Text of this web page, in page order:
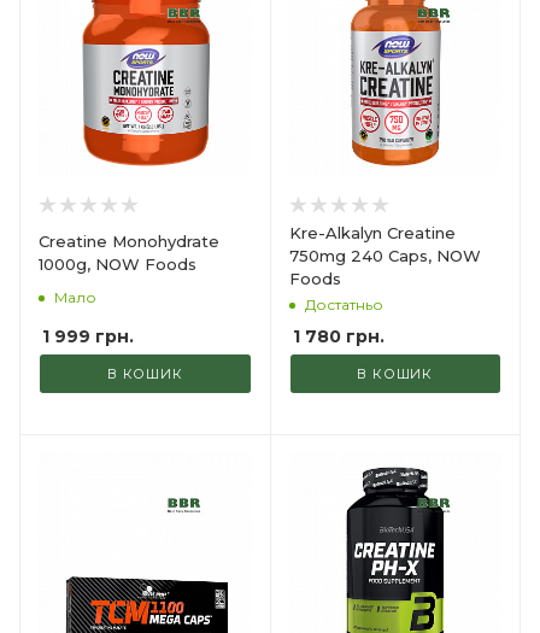
Creatine Monohydrate
1000g, NOW Foods
Мало
1 999 грн.
В КОШИК
Kre-Alkalyn Creatine
750mg 240 Caps, NOW
Foods
Достатньо
1 780грн.
В КОШИК